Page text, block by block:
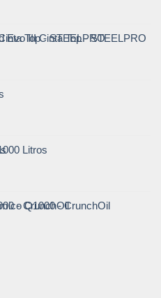
Evo III Cinta Top - STEELPRO
Litros
Q1000 - CrunchOil